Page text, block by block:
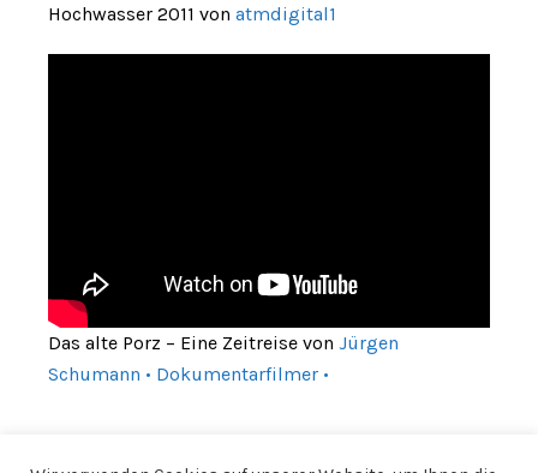
Hochwasser 2011 von atmdigital1
Das alte Porz – Eine Zeitreise von Jürgen
Schumann • Dokumentarfilmer •